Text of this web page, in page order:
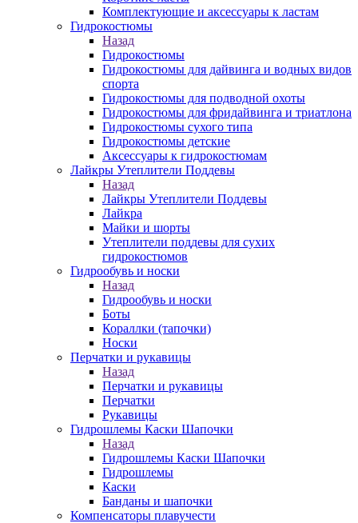
Комплектующие и аксессуары к ластам
Гидрокостюмы
Назад
Гидрокостюмы
Гидрокостюмы для дайвинга и водных видов
спорта
Гидрокостюмы для подводной охоты
Гидрокостюмы для фридайвинга и триатлона
Гидрокостюмы сухого типа
Гидрокостюмы детские
Аксессуары к гидрокостюмам
Лайкры Утеплители Поддевы
Назад
Лайкры Утеплители Поддевы
Лайкра
Майки и шорты
Утеплители поддевы для сухих
гидрокостюмов
Гидрообувь и носки
Назад
Гидрообувь и носки
Боты
Кораллки (тапочки)
Носки
Перчатки и рукавицы
Назад
Перчатки и рукавицы
Перчатки
Рукавицы
Гидрошлемы Каски Шапочки
Назад
Гидрошлемы Каски Шапочки
Гидрошлемы
Каски
Банданы и шапочки
Компенсаторы плавучести